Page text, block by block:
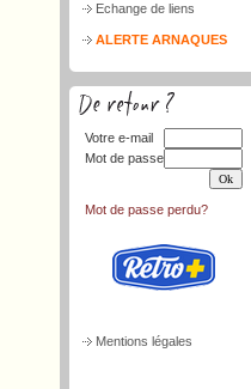
Echange de liens
ALERTE ARNAQUES
Votre e-mail
Mot de passe
Mot de passe perdu?
Mentions légales